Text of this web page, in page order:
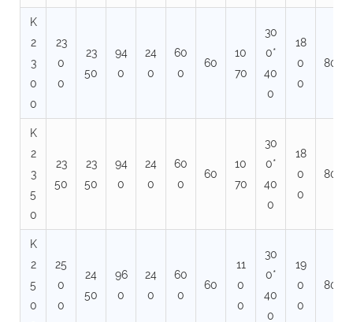
K
2
3
0
0
23
0
0
23
50
94
0
24
0
60
0
60
10
70
30
0*
40
0
18
0
0
80
K
2
3
5
0
23
50
23
50
94
0
24
0
60
0
60
10
70
30
0*
40
0
18
0
0
80
K
2
5
0
25
0
0
24
50
96
0
24
0
60
0
60
11
0
0
30
0*
40
0
19
0
0
80